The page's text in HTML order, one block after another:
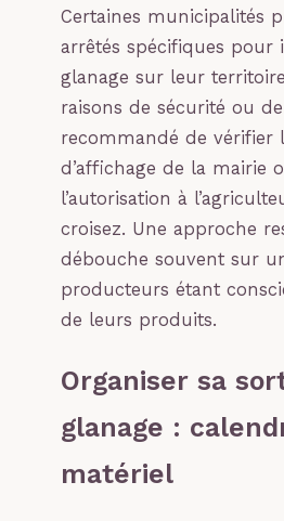
Certaines municipalités
arrêtés spécifiques pour
glanage sur leur
raisons de sécurité ou
recommandé de vérifier
d’affichage de la mairie
l’autorisation à
croisez. Une approche
débouche souvent sur
producteurs étant
de leurs produits.
Organiser sa
glanage :
matériel